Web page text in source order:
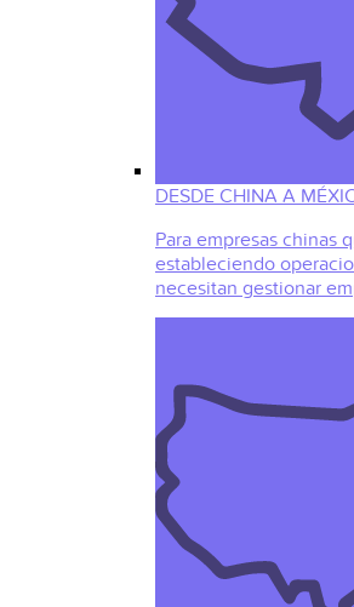
DESDE CHINA A
Para empresas chinas
estableciendo
necesitan gestionar